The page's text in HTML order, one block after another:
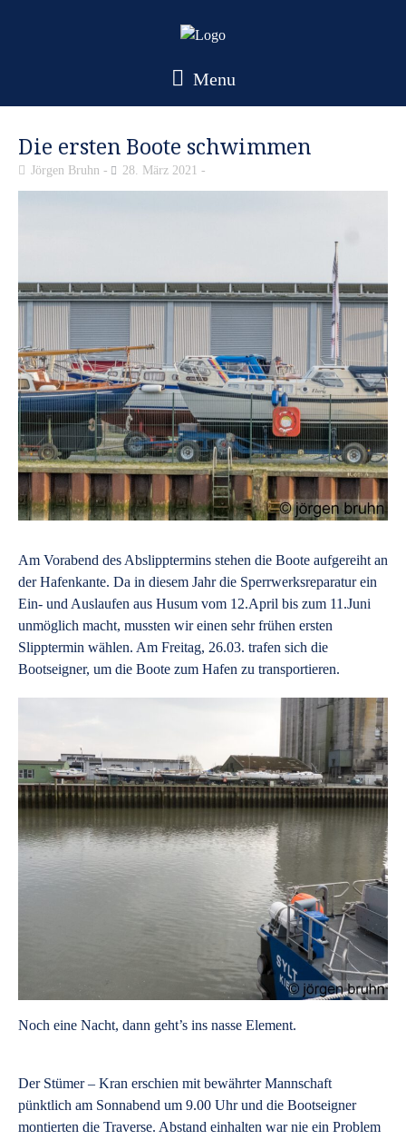
Menu
Die ersten Boote schwimmen
Jörgen Bruhn 28. März 2021
Am Vorabend des Abslipptermins stehen die Boote aufgereiht an
der Hafenkante. Da in diesem Jahr die Sperrwerksreparatur ein
Ein- und Auslaufen aus Husum vom 12.April bis zum 11.Juni
unmöglich macht, mussten wir einen sehr frühen ersten
Slipptermin wählen. Am Freitag, 26.03. trafen sich die
Bootseigner, um die Boote zum Hafen zu transportieren.
Noch eine Nacht, dann geht’s ins nasse Element.
Der Stümer – Kran erschien mit bewährter Mannschaft
pünktlich am Sonnabend um 9.00 Uhr und die Bootseigner
montierten die Traverse. Abstand einhalten war nie ein Problem